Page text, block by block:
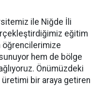
ile Niğde İli
eğitim
öğrencilerimize
hem de bölge
Önümüzdeki
bir araya getiren